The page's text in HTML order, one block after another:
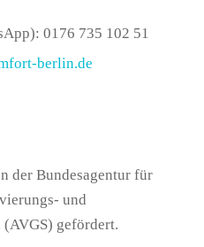
0176 735 102 51
berlin.de
der Bundesagentur für
und
gefördert.